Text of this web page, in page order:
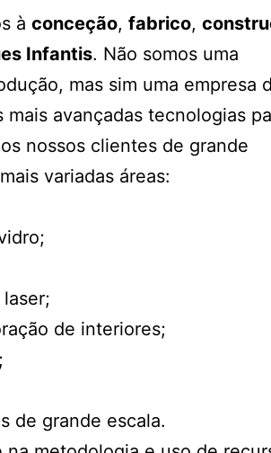
à conceção, fabrico,
Infantis. Não somos uma
mas sim uma empresa
avançadas tecnologias
nossos clientes de grande
variadas áreas:
de interiores;
;
de grande escala.